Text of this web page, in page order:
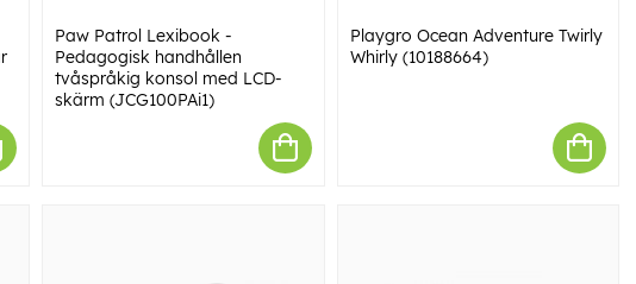
Paw Patrol Lexibook -
Pedagogisk handhållen
tvåspråkig konsol med LCD-
skärm (JCG100PAi1)
Playgro Ocean Adventure Twirly
Whirly (10188664)